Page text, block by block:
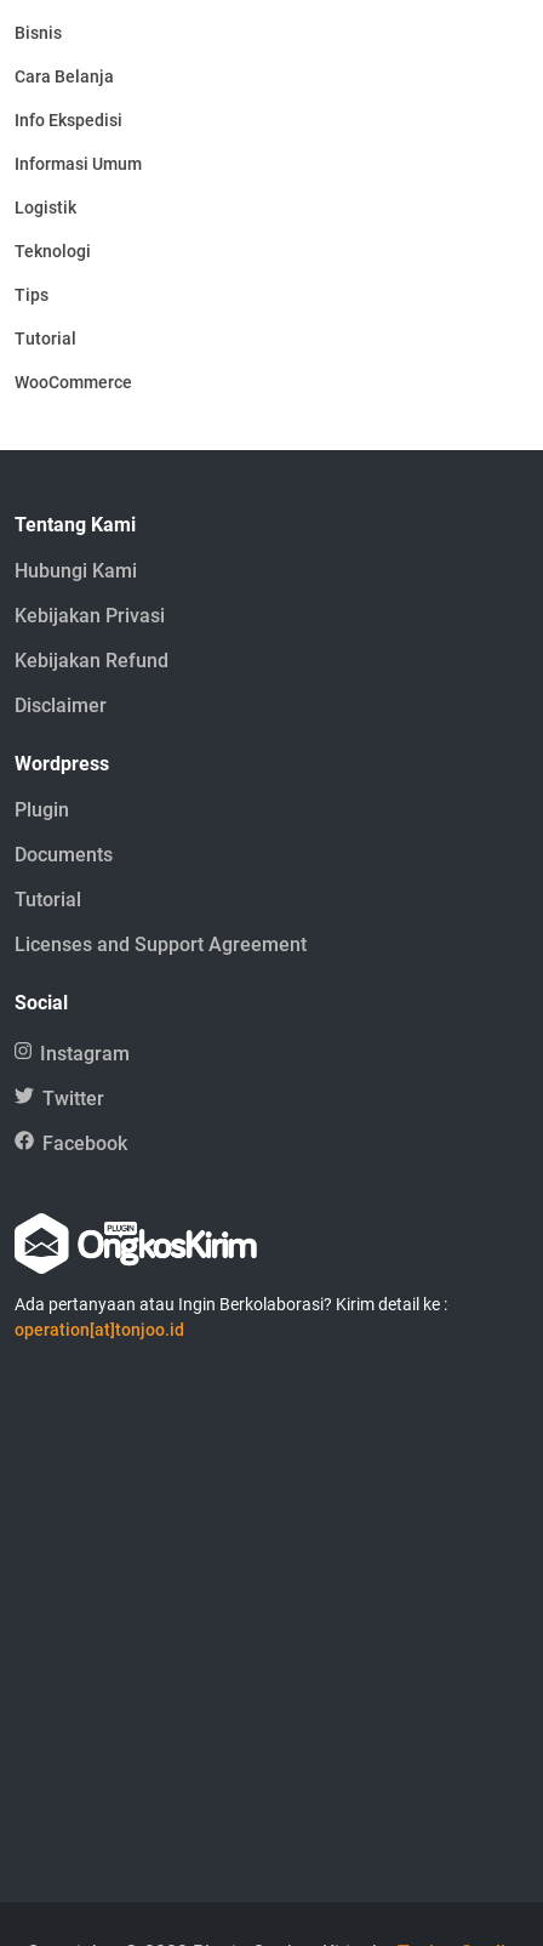
Bisnis
Cara Belanja
Info Ekspedisi
Informasi Umum
Logistik
Teknologi
Tips
Tutorial
WooCommerce
Tentang Kami
Hubungi Kami
Kebijakan Privasi
Kebijakan Refund
Disclaimer
Wordpress
Plugin
Documents
Tutorial
Licenses and Support Agreement
Social
Instagram
Twitter
Facebook
Ada pertanyaan atau Ingin Berkolaborasi? Kirim detail ke :
operation[at]tonjoo.id